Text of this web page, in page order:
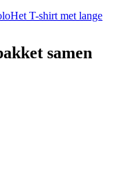
Het T-shirt met lange
samen